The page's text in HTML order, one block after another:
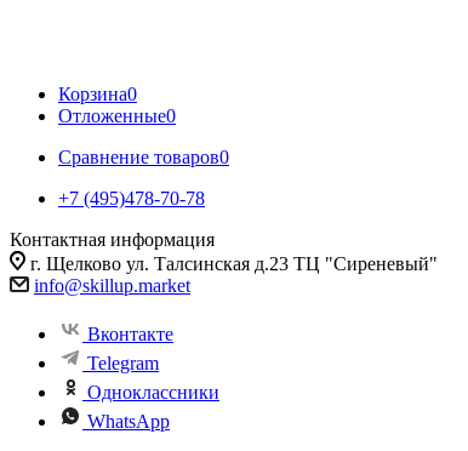
Корзина0
Отложенные0
Сравнение товаров0
+7 (495)478-70-78
Контактная информация
г. Щелково ул. Талсинская д.23 ТЦ "Сиреневый"
info@skillup.market
Вконтакте
Telegram
Одноклассники
WhatsApp